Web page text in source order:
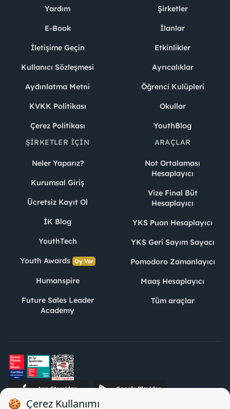
Yardım
E-Book
İletişime Geçin
Kullanıcı Sözleşmesi
Aydınlatma Metni
KVKK Politikası
Çerez Politikası
Şirketler
İlanlar
Etkinlikler
Ayrıcalıklar
Öğrenci Kulüpleri
Okullar
YouthBlog
ŞIRKETLER İÇIN
Neler Yaparız?
Kurumsal Giriş
Ücretsiz Kayıt Ol
İK Blog
YouthTech
Youth Awards Oy Ver
Humanspire
Future Sales Leader
Academy
ARAÇLAR
Not Ortalaması
Hesaplayıcı
Vize Final Büt
Hesaplayıcı
YKS Puan Hesaplayıcı
YKS Geri Sayım Sayacı
Pomodoro Zamanlayıcı
Maaş Hesaplayıcı
Tüm araçlar